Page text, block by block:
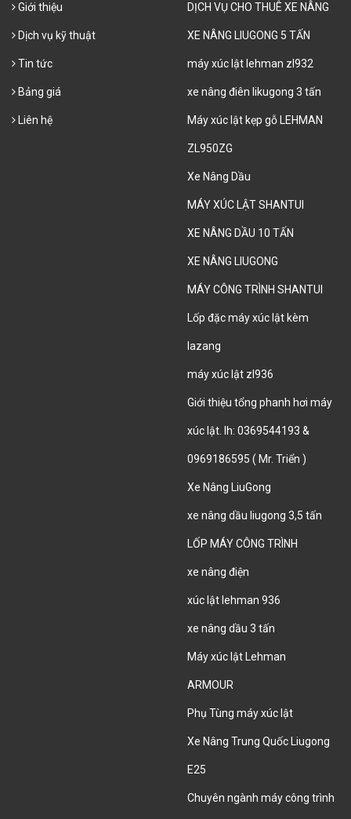
Giới thiệu
Dịch vụ kỹ thuật
Tin tức
Bảng giá
Liên hệ
DỊCH VỤ CHO THUÊ XE NÂNG
XE NÂNG LIUGONG 5 TẤN
máy xúc lật lehman zl932
xe nâng điên likugong 3 tấn
Máy xúc lật kẹp gỗ LEHMAN
ZL950ZG
Xe Nâng Dầu
MÁY XÚC LẬT SHANTUI
XE NÂNG DẦU 10 TẤN
XE NÂNG LIUGONG
MÁY CÔNG TRÌNH SHANTUI
Lốp đặc máy xúc lật kèm
lazang
máy xúc lật zl936
Giới thiệu tổng phanh hơi máy
xúc lật. lh: 0369544193 &
0969186595 ( Mr. Triển )
Xe Nâng LiuGong
xe nâng dầu liugong 3,5 tấn
LỐP MÁY CÔNG TRÌNH
xe nâng điện
xúc lật lehman 936
xe nâng dầu 3 tấn
Máy xúc lật Lehman
ARMOUR
Phụ Tùng máy xúc lật
Xe Nâng Trung Quốc Liugong
E25
Chuyên ngành máy công trình